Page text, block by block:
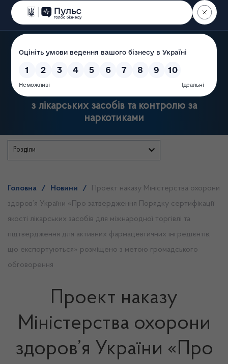
Пошук
Державна служба України
з лікарських засобів та контролю за
наркотиками
Розділи
Головна / Новини /
Проект наказу Міністерства охорони
здоров’я України «Про затвердження Порядку сертифікації
якості лікарських засобів для міжнародної торгівлі та
підтвердження для активних фармацевтичних інгредієнтів,
що експортуються» розміщено з метою громадського
обговорення
Проект наказу
Міністерства охорони
здоров’я України «Про